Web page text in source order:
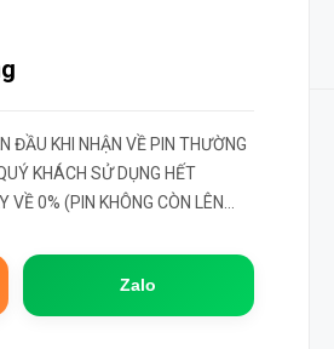
ĐẦU KHI NHẬN VỀ PIN THƯỜNG
KHÁCH SỬ DỤNG HẾT
VỀ 0% (PIN KHÔNG CÒN LÊN
PIN BÊN TR...
Zalo